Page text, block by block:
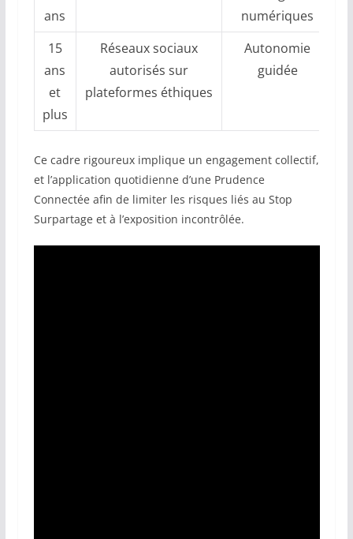
ans
numériques
15
ans
et
plus
Réseaux sociaux
autorisés sur
plateformes éthiques
Autonomie
guidée
Ce cadre rigoureux implique un engagement collectif,
et l’application quotidienne d’une Prudence
Connectée afin de limiter les risques liés au Stop
Surpartage et à l’exposition incontrôlée.